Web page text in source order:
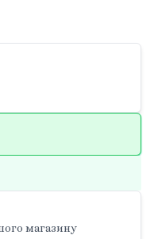
магазину